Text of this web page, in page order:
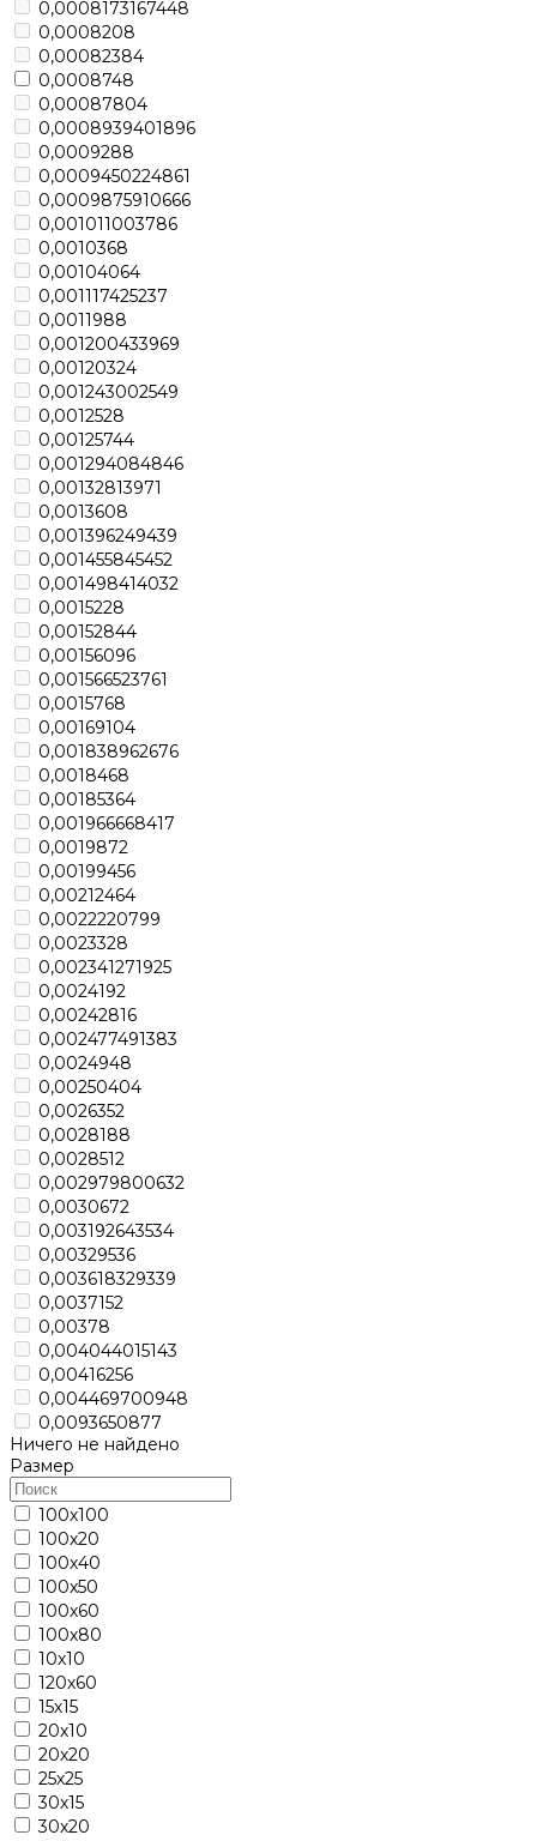
0,0008173167448
0,0008208
0,00082384
0,0008748
0,00087804
0,0008939401896
0,0009288
0,0009450224861
0,0009875910666
0,001011003786
0,0010368
0,00104064
0,001117425237
0,0011988
0,001200433969
0,00120324
0,001243002549
0,0012528
0,00125744
0,001294084846
0,00132813971
0,0013608
0,001396249439
0,001455845452
0,001498414032
0,0015228
0,00152844
0,00156096
0,001566523761
0,0015768
0,00169104
0,001838962676
0,0018468
0,00185364
0,001966668417
0,0019872
0,00199456
0,00212464
0,0022220799
0,0023328
0,002341271925
0,0024192
0,00242816
0,002477491383
0,0024948
0,00250404
0,0026352
0,0028188
0,0028512
0,002979800632
0,0030672
0,003192643534
0,00329536
0,003618329339
0,0037152
0,00378
0,004044015143
0,00416256
0,004469700948
0,0093650877
Ничего не найдено
Размер
100х100
100х20
100х40
100х50
100х60
100х80
10х10
120х60
15х15
20х10
20х20
25х25
30х15
30х20